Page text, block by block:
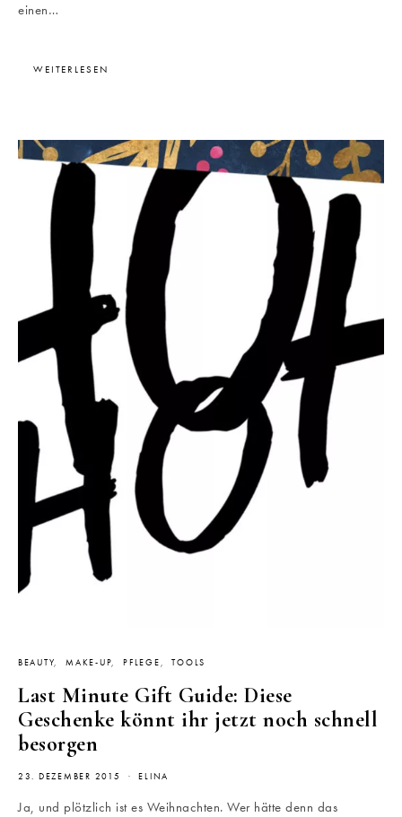
einen…
WEITERLESEN
BEAUTY MAKE-UP PFLEGE TOOLS
Last Minute Gift Guide: Diese
Geschenke könnt ihr jetzt noch schnell
besorgen
23. DEZEMBER 2015 ELINA
Ja, und plötzlich ist es Weihnachten. Wer hätte denn das